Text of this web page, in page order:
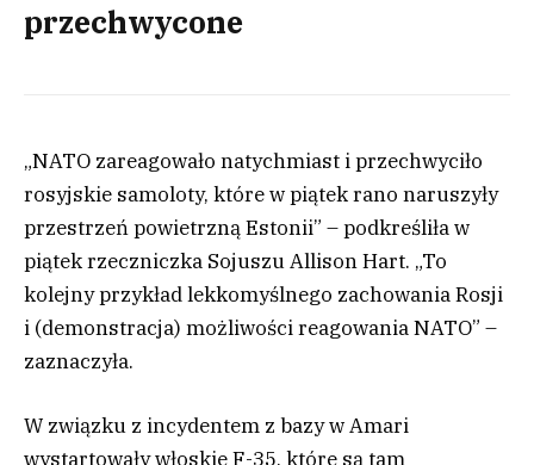
przechwycone
„NATO zareagowało natychmiast i przechwyciło
rosyjskie samoloty, które w piątek rano naruszyły
przestrzeń powietrzną Estonii” – podkreśliła w
piątek rzeczniczka Sojuszu Allison Hart. „To
kolejny przykład lekkomyślnego zachowania Rosji
i (demonstracja) możliwości reagowania NATO” –
zaznaczyła.
W związku z incydentem z bazy w Amari
wystartowały włoskie F-35, które są tam